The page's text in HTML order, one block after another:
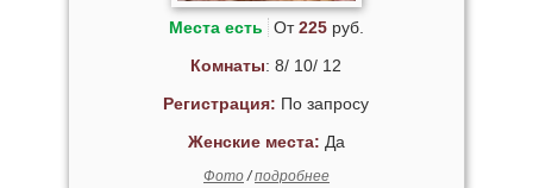
Места есть От225руб.
Комнаты: 8/ 10/ 12
Регистрация: По запросу
Женские места: Да
Фото/подробнее